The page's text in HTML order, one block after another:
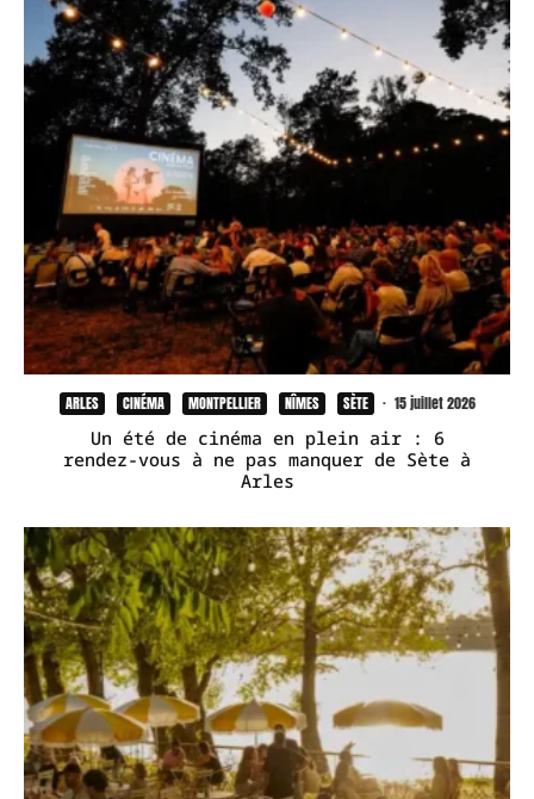
ARLES CINÉMA MONTPELLIER NÎMES SÈTE · 15 juillet 2026
Un été de cinéma en plein air : 6
rendez-vous à ne pas manquer de Sète à
Arles